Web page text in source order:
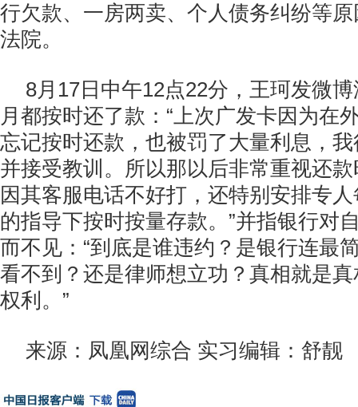
行欠款、一房两卖、个人债务纠纷等
法院。
8月17日中午12点22分，王珂发微
月都按时还了款：“上次广发卡因为在
忘记按时还款，也被罚了大量利息，
并接受教训。所以那以后非常重视还
因其客服电话不好打，还特别安排专
的指导下按时按量存款。”并指银行对
而不见：“到底是谁违约？是银行连最
看不到？还是律师想立功？真相就是
权利。”
来源：凤凰网综合 实习编辑：舒靓